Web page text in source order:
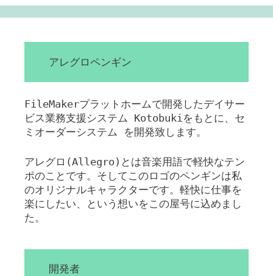
アレグロペンギン
FileMakerプラットホームで開発したデイサー
ビス業務支援システム Kotobukiをもとに、セ
ミオーダーシステム を開発致します。
アレグロ(Allegro)とは音楽用語で軽快なテン
ポのことです。そしてこのロゴのペンギンは私
のオリジナルキャラクターです。軽快に仕事を
楽にしたい、という想いをこの屋号に込めまし
た。
開発者